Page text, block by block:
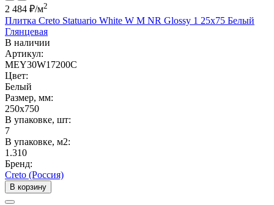
2 484 ₽/м2
Плитка Creto Statuario White W M NR Glossy 1 25x75 Белый
Глянцевая
В наличии
Артикул:
MEY30W17200C
Цвет:
Белый
Размер, мм:
250x750
В упаковке, шт:
7
В упаковке, м2:
1.310
Бренд:
Creto (Россия)
В корзину